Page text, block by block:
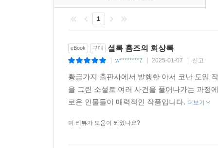
1
eBook 구매 셜록 홈즈의 회상록
w********7 2025-01-07 신고
황금가지 출판사에서 발행한 아서 코난 도일
을 그린 소설로 여러 사건을 풀어나가는 과정
로운 인물들이 매력적인 작품입니다. 더보기
이 리뷰가 도움이 되었나요?